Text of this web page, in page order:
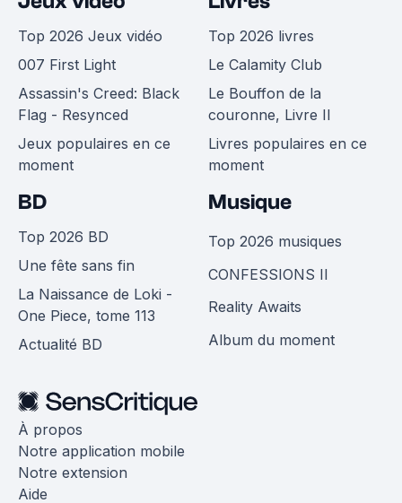
Top 2026 Jeux vidéo
007 First Light
Assassin's Creed: Black
Flag - Resynced
Jeux populaires en ce
moment
Top 2026 livres
Le Calamity Club
Le Bouffon de la
couronne, Livre II
Livres populaires en ce
moment
BD
Top 2026 BD
Une fête sans fin
La Naissance de Loki -
One Piece, tome 113
Actualité BD
Musique
Top 2026 musiques
CONFESSIONS II
Reality Awaits
Album du moment
À propos
Notre application mobile
Notre extension
Aide